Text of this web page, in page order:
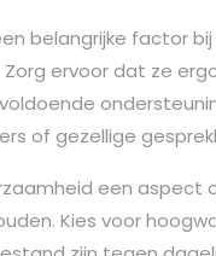
belangrijke factor
ervoor dat ze
of gezellige
een aspect
Kies voor